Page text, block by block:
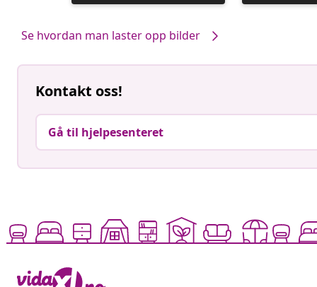
publisert
publisert
Se hvordan man laster opp bilder
Kontakt oss!
Gå til hjelpesenteret